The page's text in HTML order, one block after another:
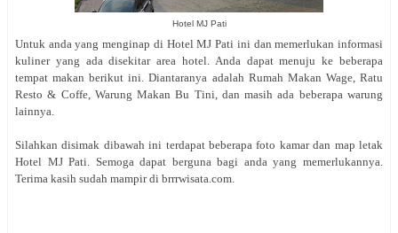
Hotel MJ Pati
Untuk anda yang menginap di Hotel MJ Pati ini dan memerlukan informasi
kuliner yang ada disekitar area hotel. Anda dapat menuju ke beberapa
tempat makan berikut ini. Diantaranya adalah Rumah Makan Wage, Ratu
Resto & Coffe, Warung Makan Bu Tini, dan masih ada beberapa warung
lainnya.
Silahkan disimak dibawah ini terdapat beberapa foto kamar dan map letak
Hotel MJ Pati. Semoga dapat berguna bagi anda yang memerlukannya.
Terima kasih sudah mampir di brrrwisata.com.